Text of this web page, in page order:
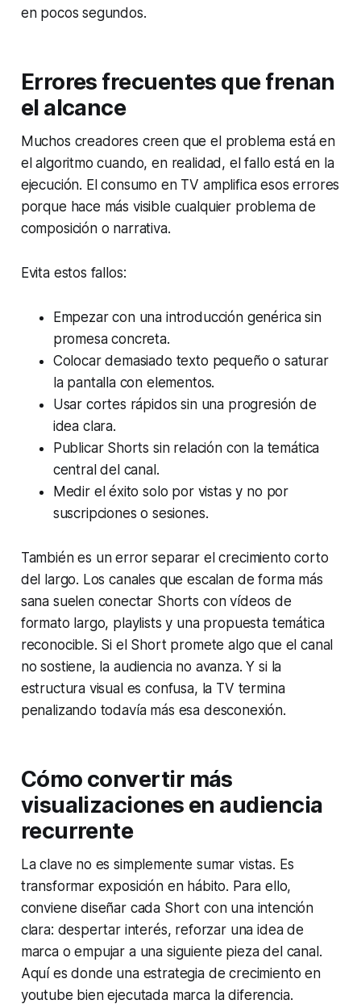
en pocos segundos.
Errores frecuentes que frenan
el alcance
Muchos creadores creen que el problema está en
el algoritmo cuando, en realidad, el fallo está en la
ejecución. El consumo en TV amplifica esos errores
porque hace más visible cualquier problema de
composición o narrativa.
Evita estos fallos:
Empezar con una introducción genérica sin
promesa concreta.
Colocar demasiado texto pequeño o saturar
la pantalla con elementos.
Usar cortes rápidos sin una progresión de
idea clara.
Publicar Shorts sin relación con la temática
central del canal.
Medir el éxito solo por vistas y no por
suscripciones o sesiones.
También es un error separar el crecimiento corto
del largo. Los canales que escalan de forma más
sana suelen conectar Shorts con vídeos de
formato largo, playlists y una propuesta temática
reconocible. Si el Short promete algo que el canal
no sostiene, la audiencia no avanza. Y si la
estructura visual es confusa, la TV termina
penalizando todavía más esa desconexión.
Cómo convertir más
visualizaciones en audiencia
recurrente
La clave no es simplemente sumar vistas. Es
transformar exposición en hábito. Para ello,
conviene diseñar cada Short con una intención
clara: despertar interés, reforzar una idea de
marca o empujar a una siguiente pieza del canal.
Aquí es donde una estrategia de crecimiento en
youtube bien ejecutada marca la diferencia.